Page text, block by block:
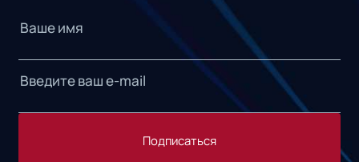
Подписаться